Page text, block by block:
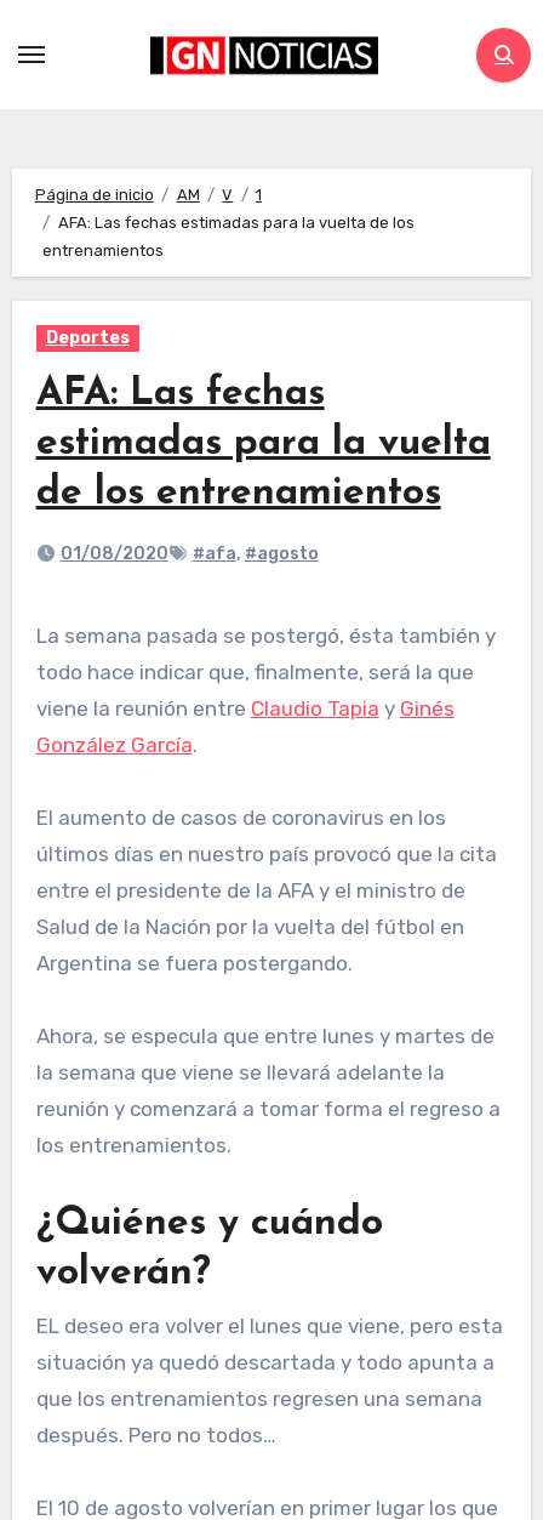
Página de inicio AM V
1
AFA: Las fechas estimadas para la vuelta de los
entrenamientos
Deportes
AFA: Las fechas
estimadas para la vuelta
de los entrenamientos
01/08/2020 #afa, #agosto
La semana pasada se postergó, ésta también y
todo hace indicar que, finalmente, será la que
viene la reunión entre Claudio Tapia y Ginés
González García.
El aumento de casos de coronavirus en los
últimos días en nuestro país provocó que la cita
entre el presidente de la AFA y el ministro de
Salud de la Nación por la vuelta del fútbol en
Argentina se fuera postergando.
Ahora, se especula que entre lunes y martes de
la semana que viene se llevará adelante la
reunión y comenzará a tomar forma el regreso a
los entrenamientos.
¿Quiénes y cuándo
volverán?
EL deseo era volver el lunes que viene, pero esta
situación ya quedó descartada y todo apunta a
que los entrenamientos regresen una semana
después. Pero no todos…
El 10 de agosto volverían en primer lugar los que